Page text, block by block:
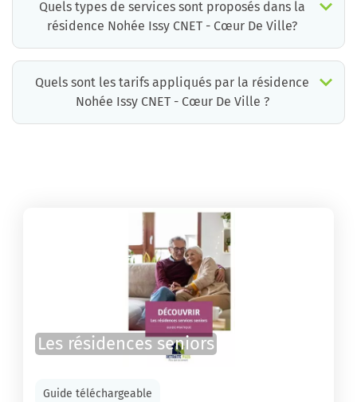
Quels types de services sont proposés dans la
résidence Nohée Issy CNET - Cœur De Ville?
Quels sont les tarifs appliqués par la résidence
Nohée Issy CNET - Cœur De Ville ?
Les résidences seniors
Guide téléchargeable